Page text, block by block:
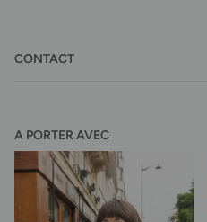
CONTACT
A PORTER AVEC